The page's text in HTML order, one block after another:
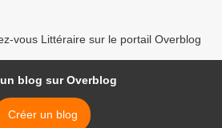
vous Littéraire sur le portail Overblog
blog sur Overblog
Créer un blog